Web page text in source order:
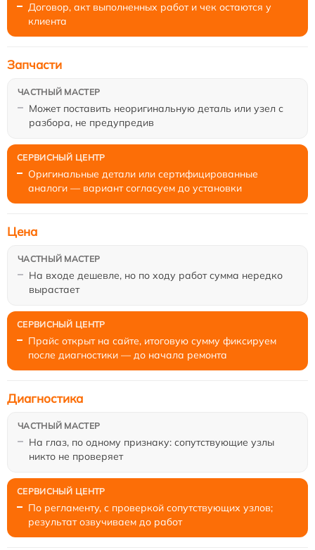
Договор, акт выполненных работ и чек остаются у
клиента
Может поставить неоригинальную деталь или узел с
разбора, не предупредив
Запчасти
Оригинальные детали или сертифицированные
аналоги — вариант согласуем до установки
На входе дешевле, но по ходу работ сумма нередко
вырастает
Цена
Прайс открыт на сайте, итоговую сумму фиксируем
после диагностики — до начала ремонта
На глаз, по одному признаку: сопутствующие узлы
никто не проверяет
Диагностика
По регламенту, с проверкой сопутствующих узлов;
результат озвучиваем до работ